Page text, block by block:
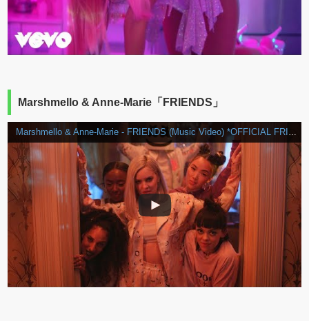
Marshmello & Anne-Marie「FRIENDS」
Marshmello & Anne-Marie - FRIENDS (Music Video) *OFFICIAL FRIENDZONE ANTHEM*